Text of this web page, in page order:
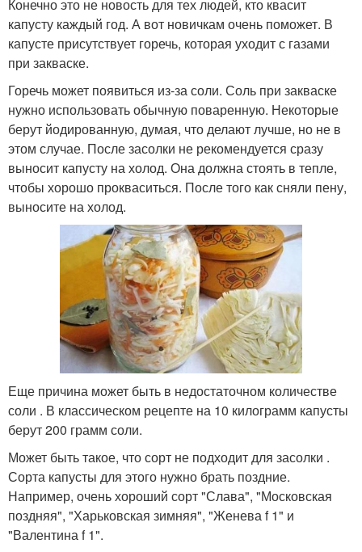
Конечно это не новость для тех людей, кто квасит
капусту каждый год. А вот новичкам очень поможет. В
капусте присутствует горечь, которая уходит с газами
при закваске.
Горечь может появиться из-за соли. Соль при закваске
нужно использовать обычную поваренную. Некоторые
берут йодированную, думая, что делают лучше, но не в
этом случае. После засолки не рекомендуется сразу
выносит капусту на холод. Она должна стоять в тепле,
чтобы хорошо прокваситься. После того как сняли пену,
выносите на холод.
Еще причина может быть в недостаточном количестве
соли . В классическом рецепте на 10 килограмм капусты
берут 200 грамм соли.
Может быть такое, что сорт не подходит для засолки .
Сорта капусты для этого нужно брать поздние.
Например, очень хороший сорт "Слава", "Московская
поздняя", "Харьковская зимняя", "Женева f 1" и
"Валентина f 1".